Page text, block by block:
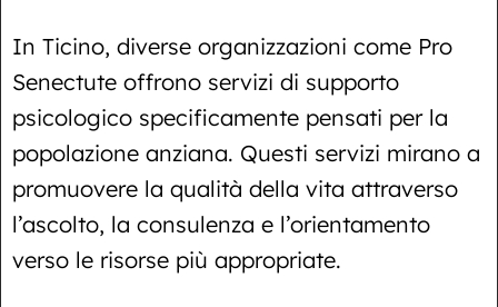
In Ticino, diverse organizzazioni come Pro
Senectute offrono servizi di supporto
psicologico specificamente pensati per la
popolazione anziana. Questi servizi mirano a
promuovere la qualità della vita attraverso
l’ascolto, la consulenza e l’orientamento
verso le risorse più appropriate.